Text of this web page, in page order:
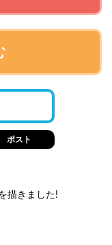
ポスト
描きました!